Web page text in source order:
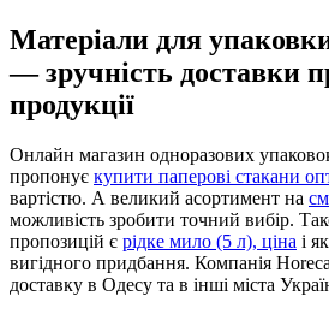
Матеріали для
— зручність доставки
продукції
Онлайн магазин одноразових
пропонує купити паперові стакани
вартістю. А великий асортимент на
можливість зробити точний вибір.
пропозицій є рідке мило (5 л), ціна і
вигідного придбання. Компанія
доставку в Одесу та в інші міста